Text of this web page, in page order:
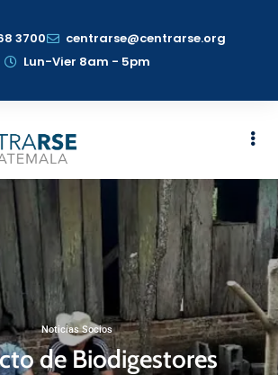
3700
centrarse@centrarse.org
Lun-Vier 8am - 5pm
Noticias Socios
de Biodigestores